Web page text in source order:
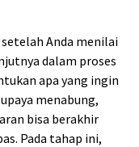
Anda menilai
dalam proses
apa yang ingin
menabung,
bisa berakhir
Pada tahap ini,